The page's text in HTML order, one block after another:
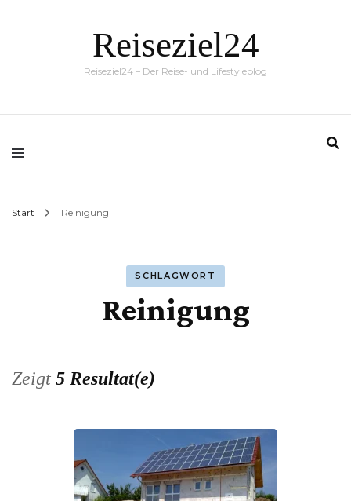
Reiseziel24
Reiseziel24 – Der Reise- und Lifestyleblog
Start Reinigung
SCHLAGWORT
Reinigung
Zeigt 5 Resultat(e)